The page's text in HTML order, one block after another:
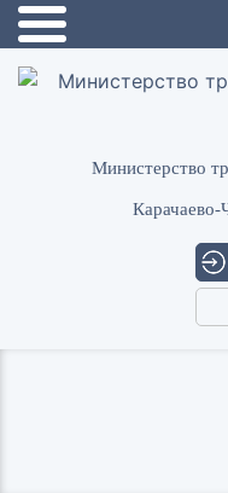
Министерство
Карачаево-